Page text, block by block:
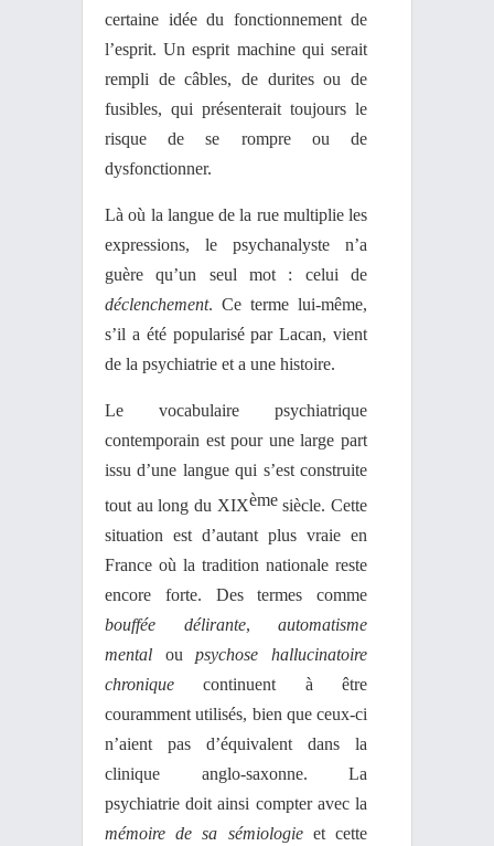
certaine idée du fonctionnement de
l’esprit. Un esprit machine qui serait
rempli de câbles, de durites ou de
fusibles, qui présenterait toujours le
risque de se rompre ou de
dysfonctionner.
Là où la langue de la rue multiplie les
expressions, le psychanalyste n’a
guère qu’un seul mot : celui de
déclenchement. Ce terme lui-même,
s’il a été popularisé par Lacan, vient
de la psychiatrie et a une histoire.
Le vocabulaire psychiatrique
contemporain est pour une large part
issu d’une langue qui s’est construite
tout au long du XIXèmesiècle. Cette
situation est d’autant plus vraie en
France où la tradition nationale reste
encore forte. Des termes comme
bouffée délirante, automatisme
mental oupsychose hallucinatoire
chronique continuent à être
couramment utilisés, bien que ceux-ci
n’aient pas d’équivalent dans la
clinique anglo-saxonne. La
psychiatrie doit ainsi compter avec la
mémoire de sa sémiologieet cette